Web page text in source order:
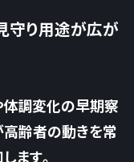
守り用途が広が
体調変化の早期察
高齢者の動きを常
ます。